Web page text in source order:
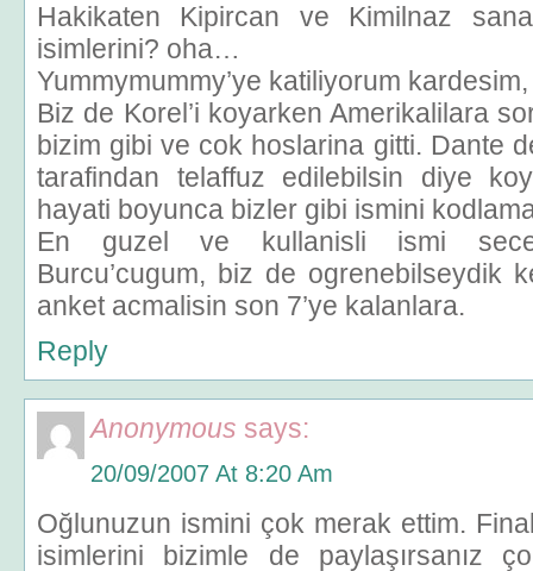
Hakikaten Kipircan ve Kimilnaz
isimlerini? oha…
Yummymummy’ye katiliyorum
Biz de Korel’i koyarken Amerikalilara
bizim gibi ve cok hoslarina gitti. Dante
tarafindan telaffuz edilebilsin diye
hayati boyunca bizler gibi ismini
En guzel ve kullanisli ismi
Burcu’cugum, biz de ogrenebilseydik
anket acmalisin son 7’ye kalanlara.
Reply
Anonymous says:
20/09/2007 At 8:20 Am
Oğlunuzun ismini çok merak ettim.
isimlerini bizimle de paylaşırsanız